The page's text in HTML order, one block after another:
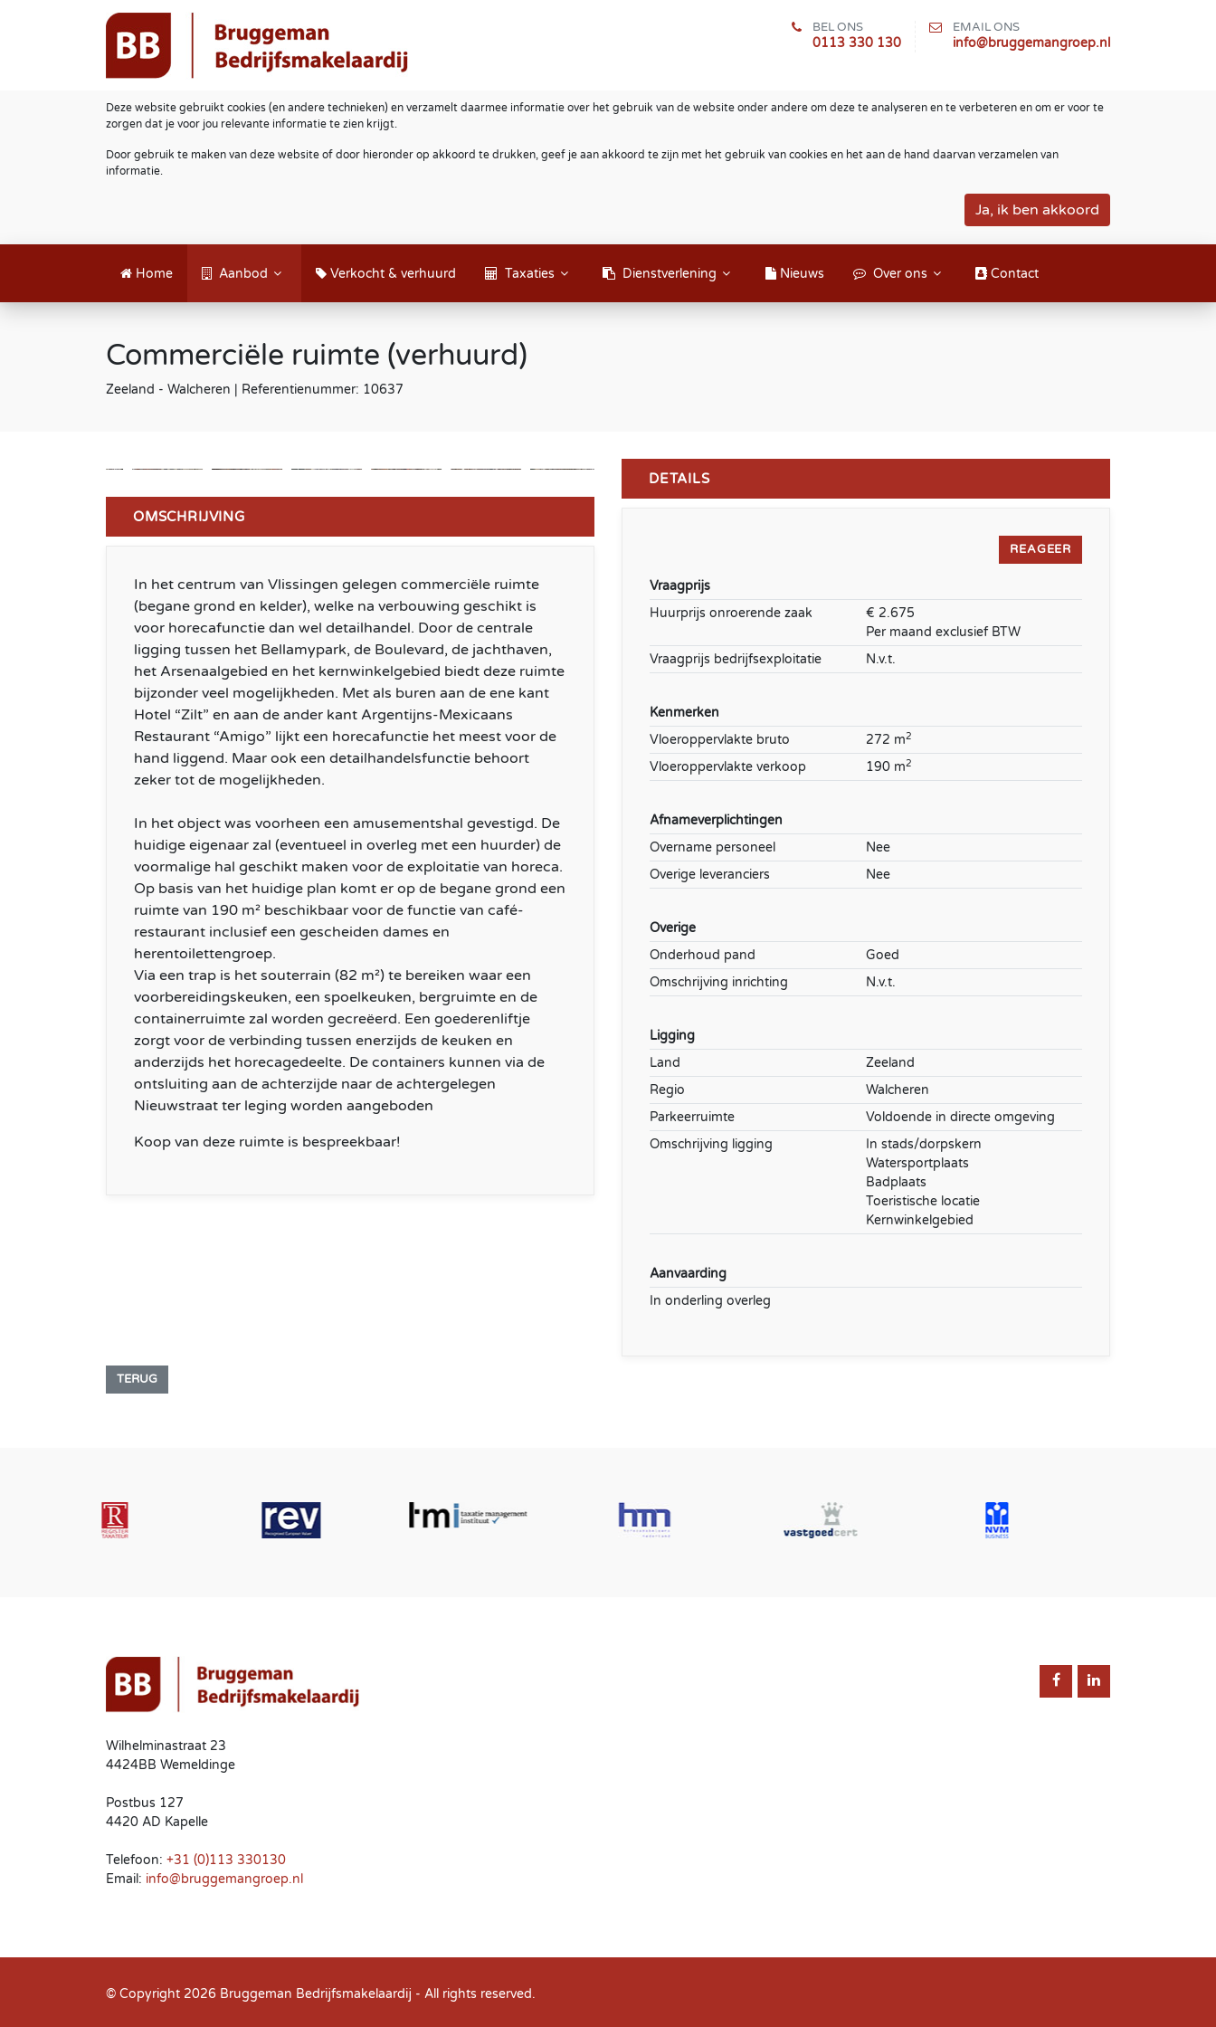
BEL ONS
0113 330 130
EMAIL ONS
info@bruggemangroep.nl
Deze website gebruikt cookies (en andere technieken) en verzamelt daarmee informatie over het gebruik van de website onder andere om deze te analyseren en te verbeteren en om er voor te
zorgen dat je voor jou relevante informatie te zien krijgt.
Door gebruik te maken van deze website of door hieronder op akkoord te drukken, geef je aan akkoord te zijn met het gebruik van cookies en het aan de hand daarvan verzamelen van
informatie.
Home Aanbod Verkocht & verhuurd Taxaties Dienstverlening Nieuws Over ons Contact
Commerciële ruimte (verhuurd)
Zeeland - Walcheren | Referentienummer: 10637
OMSCHRIJVING
In het centrum van Vlissingen gelegen commerciële ruimte
(begane grond en kelder), welke na verbouwing geschikt is
voor horecafunctie dan wel detailhandel. Door de centrale
ligging tussen het Bellamypark, de Boulevard, de jachthaven,
het Arsenaalgebied en het kernwinkelgebied biedt deze ruimte
bijzonder veel mogelijkheden. Met als buren aan de ene kant
Hotel “Zilt” en aan de ander kant Argentijns-Mexicaans
Restaurant “Amigo” lijkt een horecafunctie het meest voor de
hand liggend. Maar ook een detailhandelsfunctie behoort
zeker tot de mogelijkheden.
In het object was voorheen een amusementshal gevestigd. De
huidige eigenaar zal (eventueel in overleg met een huurder) de
voormalige hal geschikt maken voor de exploitatie van horeca.
Op basis van het huidige plan komt er op de begane grond een
ruimte van 190 m² beschikbaar voor de functie van café-
restaurant inclusief een gescheiden dames en
herentoilettengroep.
Via een trap is het souterrain (82 m²) te bereiken waar een
voorbereidingskeuken, een spoelkeuken, bergruimte en de
containerruimte zal worden gecreëerd. Een goederenliftje
zorgt voor de verbinding tussen enerzijds de keuken en
anderzijds het horecagedeelte. De containers kunnen via de
ontsluiting aan de achterzijde naar de achtergelegen
Nieuwstraat ter leging worden aangeboden
Koop van deze ruimte is bespreekbaar!
DETAILS
REAGEER
Vraagprijs
Huurprijs onroerende zaak
€ 2.675
Per maand exclusief BTW
Vraagprijs bedrijfsexploitatie
N.v.t.
Kenmerken
Vloeroppervlakte bruto
272 m2
Vloeroppervlakte verkoop 190 m2
Afnameverplichtingen
Overname personeel
Nee
Overige leveranciers
Nee
Overige
Onderhoud pand
Goed
Omschrijving inrichting
N.v.t.
Ligging
Land
Zeeland
Regio
Walcheren
Parkeerruimte
Voldoende in directe omgeving
Omschrijving ligging
In stads/dorpskern
Watersportplaats
Badplaats
Toeristische locatie
Kernwinkelgebied
Aanvaarding
In onderling overleg
TERUG
Wilhelminastraat 23
4424BB Wemeldinge
Postbus 127
4420 AD Kapelle
Telefoon: +31 (0)113 330130
Email: info@bruggemangroep.nl
© Copyright 2026 Bruggeman Bedrijfsmakelaardij - All rights reserved.